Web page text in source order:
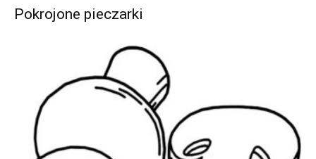
Pokrojone pieczarki